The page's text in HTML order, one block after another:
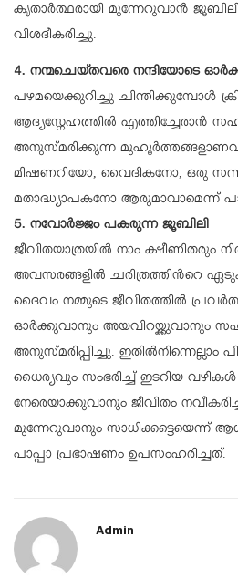
കൃതാർത്ഥരായി മുന്നേറുവാൻ
വിശദീകരിച്ചു.
4. നന്മചെയ്തവരെ നന്ദിയോടെ
പഴമയെക്കുറിച്ചു ചിന്തിക്കുമ്പോൾ
ആദ്യസ്നേഹത്തിൽ എത്തിച്ചേരാൻ
അനുസ്മരിക്കുന്ന
മിഷണറിയോ, വൈദികനോ, ഒരു
മതാദ്ധ്യാപകനോ ആരുമാവാമെന്ന്
5. നവോർജ്ജം പകരുന്ന ജൂബിലി
ജീവിതയാത്രയിൽ നാം ക്ഷീണിതരും
അവസരങ്ങളിൽ ചരിത്രത്തിന്‍റെ
ദൈവം നമ്മുടെ ജീവിതത്തിൽ
ഓർക്കുവാനും അയവിറയ്ക്കുവാനും
അനുസ്മരിപ്പിച്ചു.
ധൈര്യവും സംഭരിച്ച് ഇടറിയ
നേരെയാക്കുവാനും ജീവിതം
മുന്നേറുവാനും സാധിക്കട്ടെയെന്ന്
പാപ്പാ പ്രഭാഷണം ഉപസംഹരിച്ചത്.
Admin